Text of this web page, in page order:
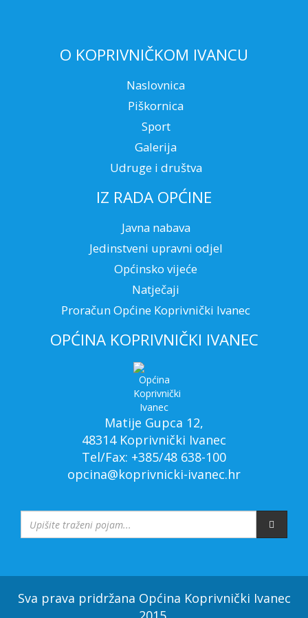
O KOPRIVNIČKOM IVANCU
Naslovnica
Piškornica
Sport
Galerija
Udruge i društva
IZ RADA OPĆINE
Javna nabava
Jedinstveni upravni odjel
Općinsko vijeće
Natječaji
Proračun Općine Koprivnički Ivanec
OPĆINA KOPRIVNIČKI IVANEC
Matije Gupca 12,
48314 Koprivnički Ivanec
Tel/Fax: +385/48 638-100
opcina@koprivnicki-ivanec.hr
Sva prava pridržana Općina Koprivnički Ivanec